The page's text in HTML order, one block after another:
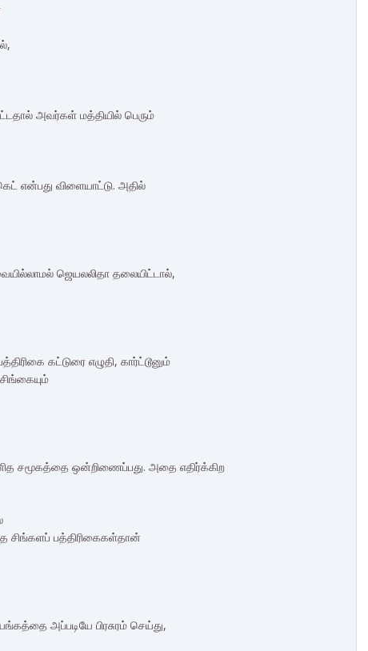
அவர்கள் மத்தியில் பெரும்
என்பது விளையாட்டு. அதில்
ஜெயலலிதா தலை​யிட்டால்,
கட்டுரை எழுதி, கார்ட்டூனும்
சமூகத்தை ஒன்றிணைப்பது. அதை எதிர்க்கிற
சிங்களப் பத்திரிகைகள்தான்
அப்படியே பிரசுரம் செய்து,